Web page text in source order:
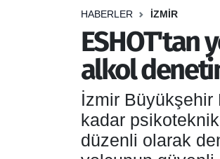
HABERLER İZMİR
ESHOT'tan
alkol
İzmir Büyükşehir
kadar
düzenli olarak
EKONOMİ
SİYASET
İzmir Trafik Yoğunluk Haritası
Puan Durumu ve Fikstür
Tüm Manşetler
Son Dakika Haberleri